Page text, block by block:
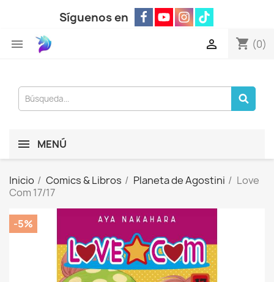
Síguenos en
 shopping_cart (0)

MENÚ
Inicio Comics & Libros Planeta de Agostini
Love
Com 17/17
-5%